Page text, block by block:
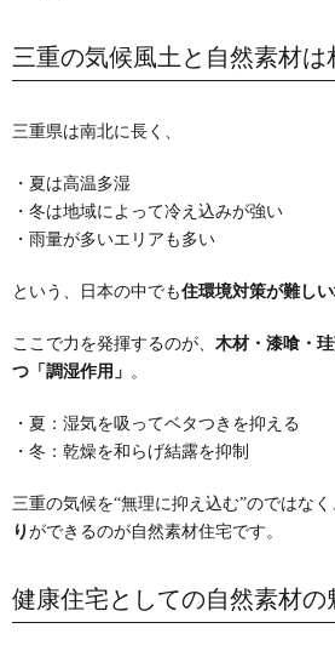
三重の気候風土と自然素材は
三重県は南北に長く、
・夏は高温多湿
・冬は地域によって冷え込みが強い
・雨量が多いエリアも多い
という、日本の中でも住環境対策が難し
ここで力を発揮するのが、 木材・漆喰・
つ「調湿作用」 。
・夏：湿気を吸ってベタつきを抑える
・冬：乾燥を和らげ結露を抑制
三重の気候を“無理に抑え込む”のではなく
り ができるのが自然素材住宅です。
健康住宅としての自然素材の